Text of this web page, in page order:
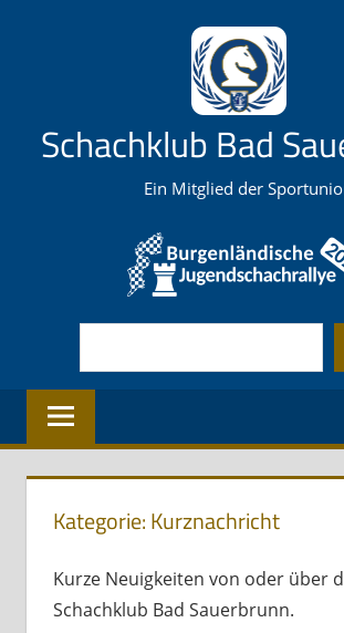
Schachklub Bad
Ein Mitglied der
Kategorie:Kurznachricht
Kurze Neuigkeiten von oder über
Schachklub Bad Sauerbrunn.